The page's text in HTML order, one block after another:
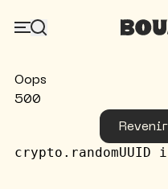
Oops
500